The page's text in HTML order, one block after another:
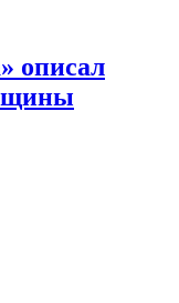
описал